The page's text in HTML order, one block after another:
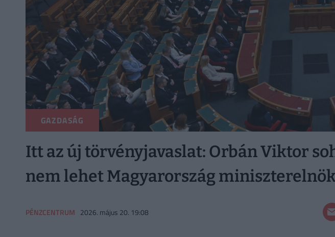
GAZDASÁG
Itt az új törvényjavaslat: Orbán Viktor
nem lehet Magyarország
PÉNZCENTRUM 2026. május 20. 19:08